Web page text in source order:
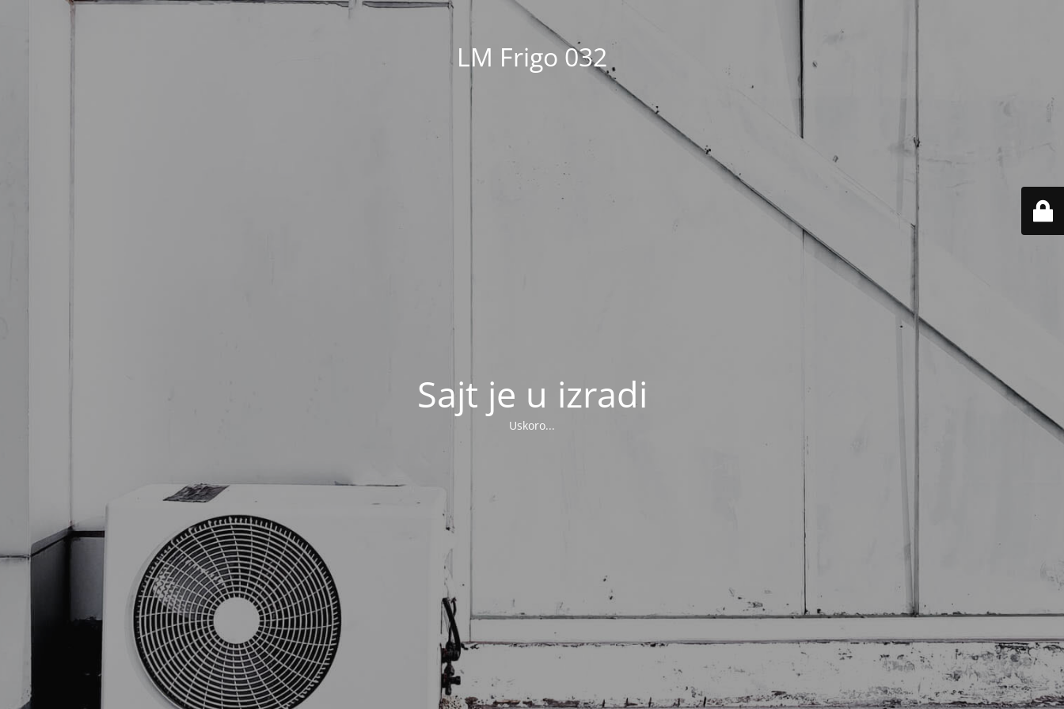
LM Frigo 032
Sajt je u izradi
Uskoro...